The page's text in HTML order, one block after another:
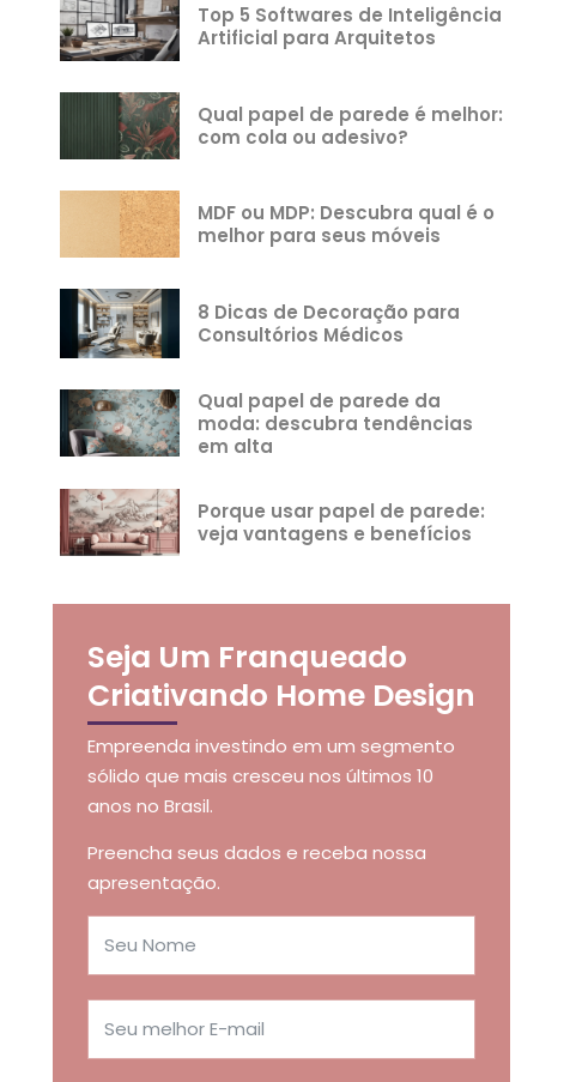
Seja Um Franqueado
Criativando Home Design
Empreenda investindo em um segmento
sólido que mais cresceu nos últimos 10
anos no Brasil.
Preencha seus dados e receba nossa
apresentação.
Top 5 Softwares de Inteligência
Artificial para Arquitetos
Qual papel de parede é melhor:
com cola ou adesivo?
MDF ou MDP: Descubra qual é o
melhor para seus móveis
8 Dicas de Decoração para
Consultórios Médicos
Qual papel de parede da
moda: descubra tendências
em alta
Porque usar papel de parede:
veja vantagens e benefícios